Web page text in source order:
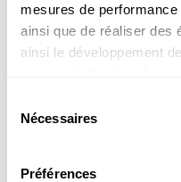
mesures de
ainsi que de réaliser des
ainsi le développement
tout moment en
cookies ou en cliquant
Nécessaires
Préférences